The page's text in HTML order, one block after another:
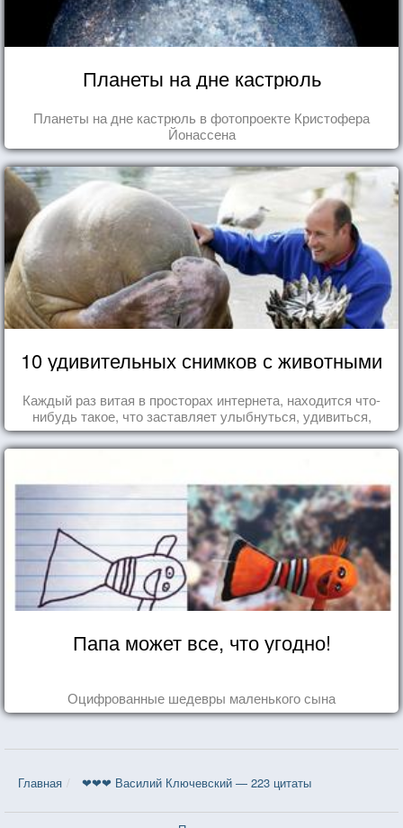
Планеты на дне кастрюль
Планеты на дне кастрюль в фотопроекте Кристофера
Йонассена
10 удивительных снимков с животными
Каждый раз витая в просторах интернета, находится что-
нибудь такое, что заставляет улыбнуться, удивиться,
восхититься...
Папа может все, что угодно!
Оцифрованные шедевры маленького сына
Главная ❤❤❤ Василий Ключевский — 223 цитаты